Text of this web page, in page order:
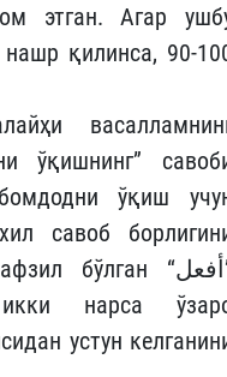
этган. Агар
қилинса, 90-
ўқишнинг”
ўқиш
савоб
бўлган “أفعل
нарса
устун